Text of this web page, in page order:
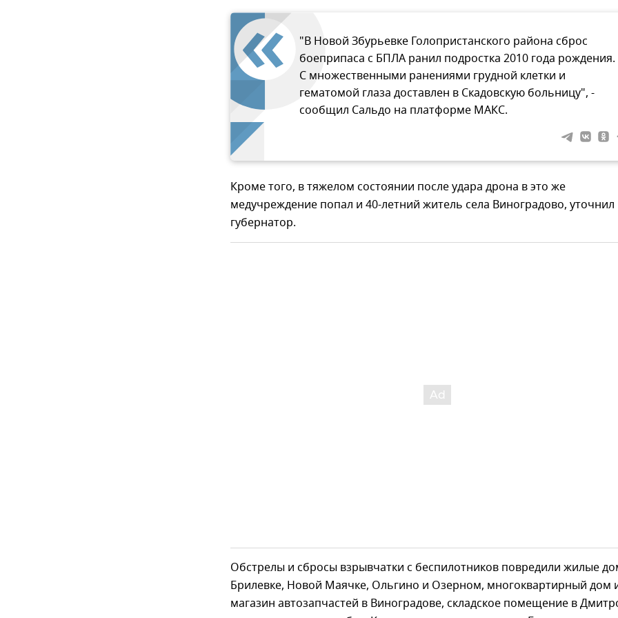
"В Новой Збурьевке Голопристанского района сброс
боеприпаса с БПЛА ранил подростка 2010 года рождения.
С множественными ранениями грудной клетки и
гематомой глаза доставлен в Скадовскую больницу", -
сообщил Сальдо на платформе МАКС.
Кроме того, в тяжелом состоянии после удара дрона в это же
медучреждение попал и 40-летний житель села Виноградово, уточнил
губернатор.
Обстрелы и сбросы взрывчатки с беспилотников повредили жилые
Брилевке, Новой Маячке, Ольгино и Озерном, многоквартирный дом
магазин автозапчастей в Виноградове, складское помещение в